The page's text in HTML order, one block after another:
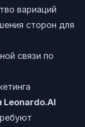
вариаций
сторон для
связи по
Leonardo.AI